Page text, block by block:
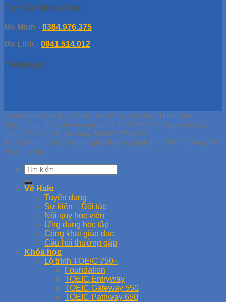
Tư vấn khóa học
Ms Minh - 0384.976.375
Ms Linh - 0941.514.012
Fanpage
Copyright © Công Ty TNHH Tư Vấn & Giáo Dục Thiên Bảo
Giấy chứng nhận doanh nghiệp số: 0313739102, Ngày cấp giấy
phép: 07/04/2016, Nơi cấp: SKHDT TP.HCM
Trụ Sở Chính Tại 70 Hữu Nghị, Phường Bình Thọ, TP Thủ Đức, TP
Hồ Chí Minh
Về Halo
Tuyển dụng
Sự kiện – Đối tác
Nội quy học viên
Ứng dụng học tập
Công khai giáo dục
Câu hỏi thường gặp
Khóa học
Lộ trình TOEIC 750+
Foundation
TOEIC Entryway
TOEIC Gateway 550
TOEIC Pathway 650